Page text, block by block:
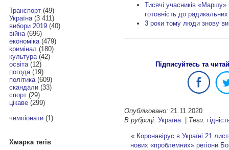
Транспорт(49)
Україна(3 411)
вибори 2019(40)
війна(696)
економіка(479)
кримінал (180)
культура(42)
освіта(12)
погода(19)
політика(609)
скандали(33)
спорт(29)
цікаве(299)
чемпіонати(1)
Хмарка тегів
Тисячі учасників
готовність до радикальних
3 роки тому люди знову
Підписуйтесь та
Опубліковано: 21.11.2020
В рубриці: Україна| Теги:
« Коронавірус в Україні 21
нових «проблемних» регіони